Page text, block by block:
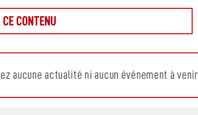
aucune actualité ni aucun événement à venir